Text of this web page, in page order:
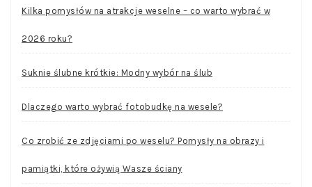
Kilka pomysłów na atrakcje weselne – co warto wybrać w
2026 roku?
Suknie ślubne krótkie: Modny wybór na ślub
Dlaczego warto wybrać fotobudkę na wesele?
Co zrobić ze zdjęciami po weselu? Pomysły na obrazy i
pamiątki, które ożywią Wasze ściany